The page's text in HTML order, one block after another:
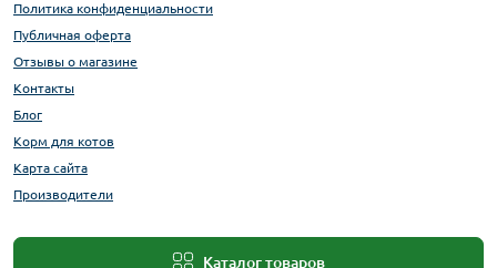
Политика конфиденциальности
Публичная оферта
Отзывы о магазине
Контакты
Блог
Корм для котов
Карта сайта
Производители
Каталог товаров